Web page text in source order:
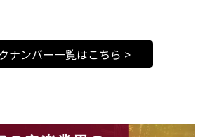
ナンバー一覧はこちら >